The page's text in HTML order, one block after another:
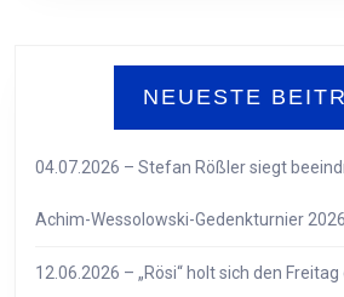
NEUESTE
04.07.2026 – Stefan Rößler siegt
Achim-Wessolowski-Gedenkturnier 2026
12.06.2026 – „Rösi“ holt sich den